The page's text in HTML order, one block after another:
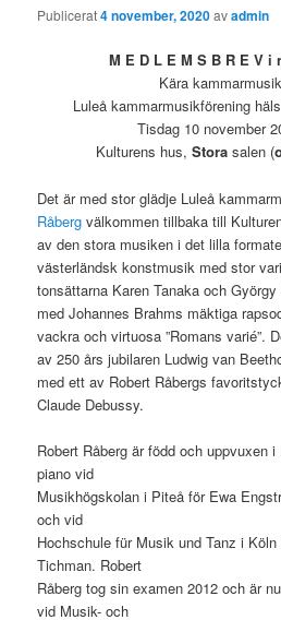
Publicerat4 november, 2020avadmin
M E D L E M S B R E V i
Kära
Luleå kammarmusikförening
Tisdag 10 november
Kulturens hus, Storasalen (
Det är med stor glädje Luleå
Råberg välkommen tillbaka till
av den stora musiken i det lilla
västerländsk konstmusik med stor
tonsättarna Karen Tanaka och
med Johannes Brahms mäktiga
vackra och virtuosa ”Romans varié”.
av 250 års jubilaren Ludwig van
med ett av Robert Råbergs
Claude Debussy.
Robert Råberg är född och uppvuxen
piano vid
Musikhögskolan i Piteå för Ewa
och vid
Hochschule für Musik und Tanz i
Tichman. Robert
Råberg tog sin examen 2012 och är
vid Musik- och